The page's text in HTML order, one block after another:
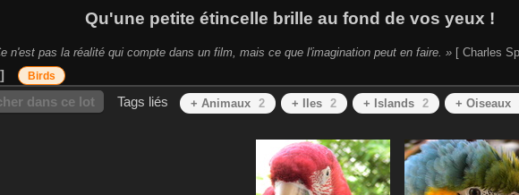
Qu'une petite étincelle brille au fond de vos yeux !
n'est pas la réalité qui compte dans un film, mais ce que l'imagination peut en faire. »[ Charles
Birds
dans ce lot Tags liés + Animaux 2 + Iles 2 + Islands 2 + Oiseaux